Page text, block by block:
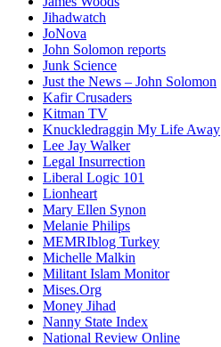
Jihadwatch
JoNova
John Solomon reports
Junk Science
Just the News – John Solomon
Kafir Crusaders
Kitman TV
Knuckledraggin My Life Away
Lee Jay Walker
Legal Insurrection
Liberal Logic 101
Lionheart
Mary Ellen Synon
Melanie Philips
MEMRIblog Turkey
Michelle Malkin
Militant Islam Monitor
Mises.Org
Money Jihad
Nanny State Index
National Review Online